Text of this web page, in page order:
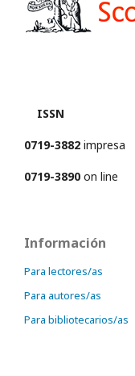
ISSN
0719-3882 impresa
0719-3890 on line
Información
Para lectores/as
Para autores/as
Para bibliotecarios/as